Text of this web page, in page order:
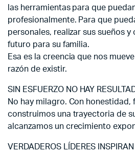
las herramientas para que
profesionalmente. Para que
personales, realizar sus sueños y
futuro para su familia.
Esa es la creencia que nos
razón de existir.
SIN ESFUERZO NO HAY
No hay milagro. Con honestidad,
construimos una trayectoria de
alcanzamos un crecimiento
VERDADEROS LÍDERES